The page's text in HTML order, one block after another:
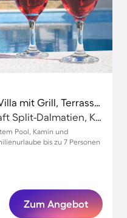
Familienfreundliche tolle Villa mit Grill, Terrasse und privatem Pool | Naturblick
Podstrana, Gespanschaft Split-Dalmatien, Kroatien
Pool, Kamin und
bis zu 7 Personen
Zum Angebot